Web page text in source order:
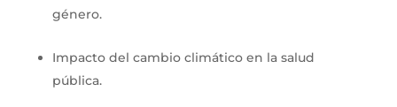
género.
Impacto del cambio climático en la salud
pública.